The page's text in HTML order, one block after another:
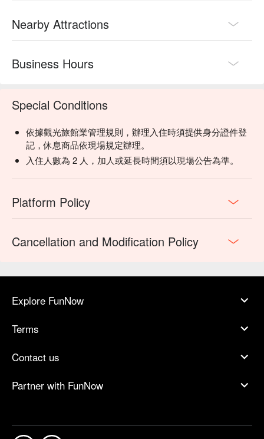
Nearby Attractions
Business Hours
Special Conditions
依據觀光旅館業管理規則，辦理入住時須提供身分證件登
記，休息商品依現場規定辦理。
入住人數為 2 人，加人或延長時間須以現場公告為準。
Platform Policy
Cancellation and Modification Policy
Explore FunNow
Terms
Contact us
Partner with FunNow